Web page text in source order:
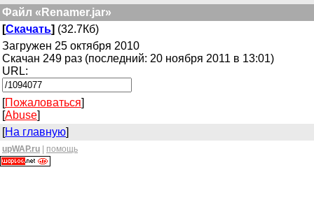
Файл «Renamer.jar»
[Скачать] (32.7Кб)
Загружен 25 октября 2010
Скачан 249 раз (последний: 20 ноября 2011 в 13:01)
URL:
[Пожаловаться]
[Abuse]
[На главную]
upWAP.ru помощь